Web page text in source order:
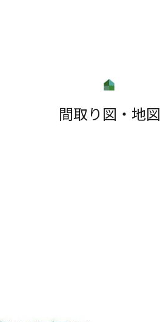
間取り図・地図